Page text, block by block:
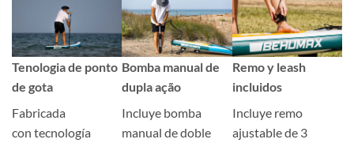
Tenologia de ponto
de gota
Fabricada
con tecnología
Bomba manual de
dupla ação
Incluye bomba
manual de doble
Remo y leash
incluidos
Incluye remo
ajustable de 3